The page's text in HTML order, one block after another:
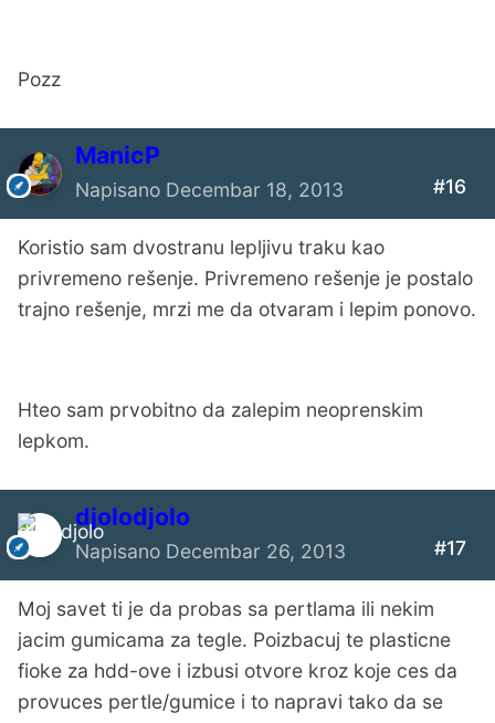
Pozz
ManicP
Napisano Decembar 18, 2013 #16
Koristio sam dvostranu lepljivu traku kao
privremeno rešenje. Privremeno rešenje je postalo
trajno rešenje, mrzi me da otvaram i lepim ponovo.
Hteo sam prvobitno da zalepim neoprenskim
lepkom.
djolodjolo
Napisano Decembar 26, 2013 #17
Moj savet ti je da probas sa pertlama ili nekim
jacim gumicama za tegle. Poizbacuj te plasticne
fioke za hdd-ove i izbusi otvore kroz koje ces da
provuces pertle/gumice i to napravi tako da se